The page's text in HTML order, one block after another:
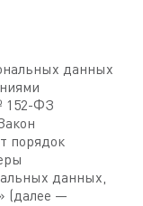
данных
152-ФЗ
порядок
данных,
(далее —